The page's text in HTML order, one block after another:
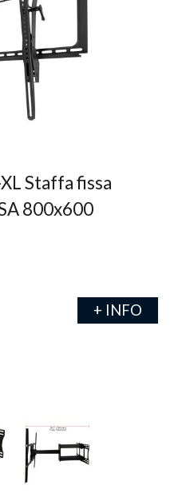
Staffa fissa
800x600
+ INFO